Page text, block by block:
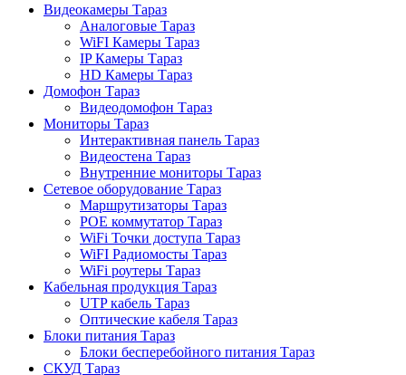
Видеокамеры Тараз
Аналоговые Тараз
WiFI Камеры Тараз
IP Камеры Тараз
HD Камеры Тараз
Домофон Тараз
Видеодомофон Тараз
Мониторы Тараз
Интерактивная панель Тараз
Видеостена Тараз
Внутренние мониторы Тараз
Сетевое оборудование Тараз
Маршрутизаторы Тараз
POE коммутатор Тараз
WiFi Точки доступа Тараз
WiFI Радиомосты Тараз
WiFi роутеры Тараз
Кабельная продукция Тараз
UTP кабель Тараз
Оптические кабеля Тараз
Блоки питания Тараз
Блоки бесперебойного питания Тараз
СКУД Тараз